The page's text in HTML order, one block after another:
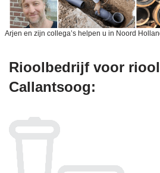
Arjen en zijn collega’s helpen u in Noord
Rioolbedrijf voor
Callantsoog: